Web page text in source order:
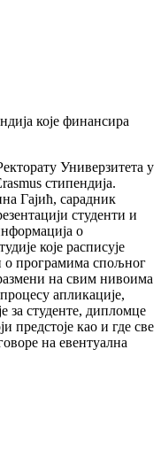
које финансира
Универзитета у
стипендија.
Гајић, сарадник
студенти и
о
које расписује
о програмима спољног
на свим нивоима
апликације,
за студенте, дипломце
предстоје као и где све
на евентуална